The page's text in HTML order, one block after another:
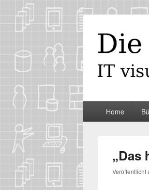
Die
PrimäresHome
„Das
Veröffentlicht